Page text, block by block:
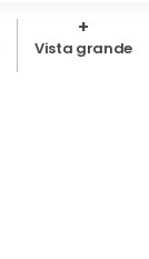
Vista grande